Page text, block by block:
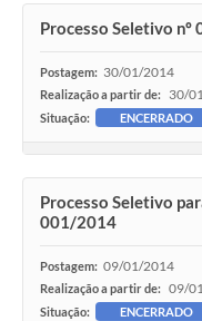
Ouvidoria
Galeria de Vídeos
Projetos
Editais
Agenda
Processo Seletivo
Postagem: 30/01/2014
Realização a partir de: 30/
Situação: ENCERRADO
Processo Seletivo
001/2014
Postagem: 09/01/2014
Realização a partir de: 09/
Situação: ENCERRADO